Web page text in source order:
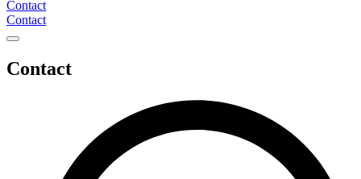
Contact
Contact
Contact